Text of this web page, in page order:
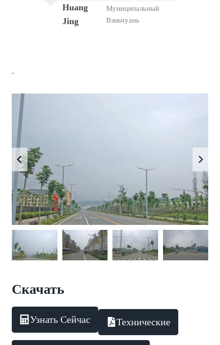
Huang
Jing
Муниципальный
Вэньчуань
.
Скачать
Узнать Сейчас Технические